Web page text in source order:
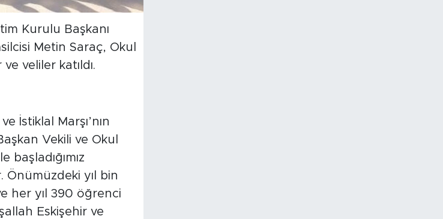
Kurulu Başkanı
Metin Saraç, Okul
veliler katıldı.
İstiklal Marşı’nın
Vekili ve Okul
başladığımız
yıl bin
her yıl 390 öğrenci
Eskişehir ve